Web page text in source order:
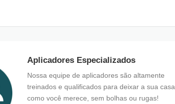
Aplicadores Especializados
Nossa equipe de aplicadores são altamente
treinados e qualificados para deixar a sua casa
como você merece, sem bolhas ou rugas!